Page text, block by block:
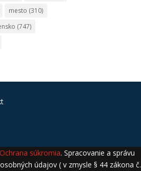
mesto (310)
(747)
Ochrana súkromia. Spracovanie a správu
údajov ( v zmysle § 44 zákona č.